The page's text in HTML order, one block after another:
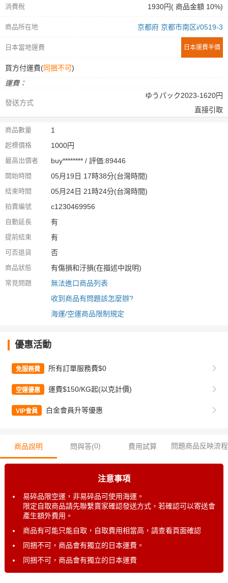
消費稅 1930円( 商品金額 10%)
商品所在地 京都府 京都市南区i/0519-3
日本當地運費 日本運費半價
買方付運費(同捆不可)
運費：
發送方式
ゆうパック2023-1620円
直接引取
商品數量 1
起標價格 1000円
最高出價者 buy******** / 評価:89446
開始時間 05月19日 17時38分(台灣時間)
結束時間 05月24日 21時24分(台灣時間)
拍賣編號 c1230469956
自動延長 有
提前結束 有
可否退貨 否
商品狀態 有傷損和汙損(在描述中說明)
常見問題
無法進口商品列表
收到商品有問題該怎麼辦?
海運/空運商品限制規定
優惠活動
免服務費 所有訂單服務費$0
空運優惠 運費$150/KG起(以克計價)
VIP會員 白金會員升等優惠
商品說明 問與答(0) 費用試算 問題商品反映流程
注意事項
易碎品限空運，非易碎品可使用海運。
限定自取商品請先聯繫賣家確認發送方式，若確認可以寄送會
產生額外費用。
商品有可能只能自取，自取費用相當高，請查看頁面確認
同捆不可，商品會有獨立的日本運費。
同捆不可，商品會有獨立的日本運費